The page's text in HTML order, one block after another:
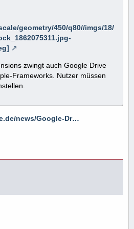
geometry/450/q80//imgs/18/
zwingt auch Google Drive
Frameworks. Nutzer müssen
news/Google-Dr…